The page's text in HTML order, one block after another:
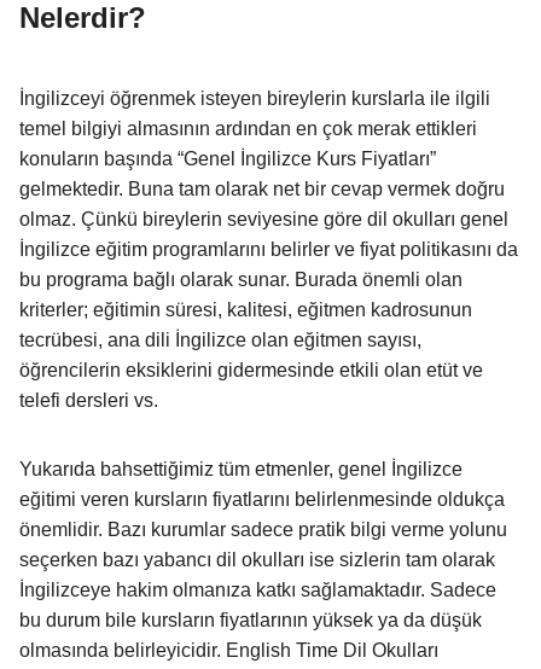
Nelerdir?
İngilizceyi öğrenmek isteyen bireylerin kurslarla ile ilgili
temel bilgiyi almasının ardından en çok merak ettikleri
konuların başında “Genel İngilizce Kurs Fiyatları”
gelmektedir. Buna tam olarak net bir cevap vermek doğru
olmaz. Çünkü bireylerin seviyesine göre dil okulları genel
İngilizce eğitim programlarını belirler ve fiyat politikasını da
bu programa bağlı olarak sunar. Burada önemli olan
kriterler; eğitimin süresi, kalitesi, eğitmen kadrosunun
tecrübesi, ana dili İngilizce olan eğitmen sayısı,
öğrencilerin eksiklerini gidermesinde etkili olan etüt ve
telefi dersleri vs.
Yukarıda bahsettiğimiz tüm etmenler, genel İngilizce
eğitimi veren kursların fiyatlarını belirlenmesinde oldukça
önemlidir. Bazı kurumlar sadece pratik bilgi verme yolunu
seçerken bazı yabancı dil okulları ise sizlerin tam olarak
İngilizceye hakim olmanıza katkı sağlamaktadır. Sadece
bu durum bile kursların fiyatlarının yüksek ya da düşük
olmasında belirleyicidir. English Time Dil Okulları